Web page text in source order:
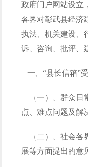
政府门户网站设立
各界对彰武县经济
执法、机关建设、
诉、咨询、批评、
一、“县长信箱”
（一）、群众日
点、难点问题及解
（二）、社会各
展等方面提出的意